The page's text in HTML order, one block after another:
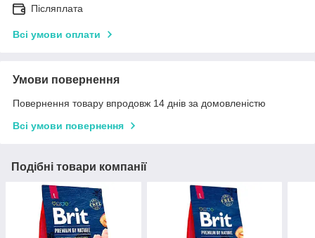
Післяплата
Всі умови оплати
Умови повернення
Повернення товару впродовж 14 днів за домовленістю
Всі умови повернення
Подібні товари компанії